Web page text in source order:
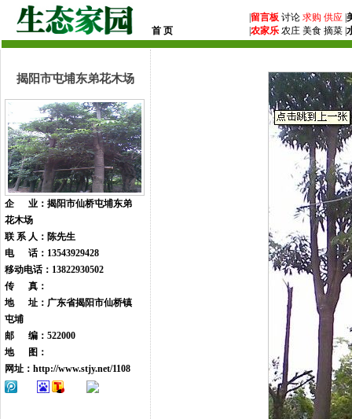
首 页
留言板 讨论 求购 供应
农家乐 农庄 美食 摘菜 |
揭阳市屯埔东弟花木场
企 业：揭阳市仙桥屯埔东弟
花木场
联 系 人：陈先生
电 话：13543929428
移动电话：13822930502
传 真：
地 址：广东省揭阳市仙桥镇
屯埔
邮 编：522000
地 图：
网址： http://www.stjy.net/1108